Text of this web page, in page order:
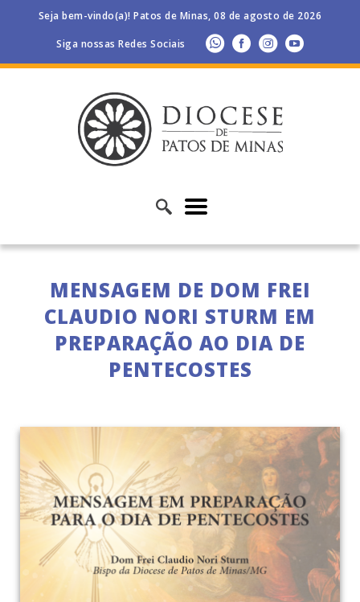
Seja bem-vindo(a)! Patos de Minas, 08 de agosto de 2026
Siga nossas Redes Sociais
MENSAGEM DE DOM FREI
CLAUDIO NORI STURM EM
PREPARAÇÃO AO DIA DE
PENTECOSTES